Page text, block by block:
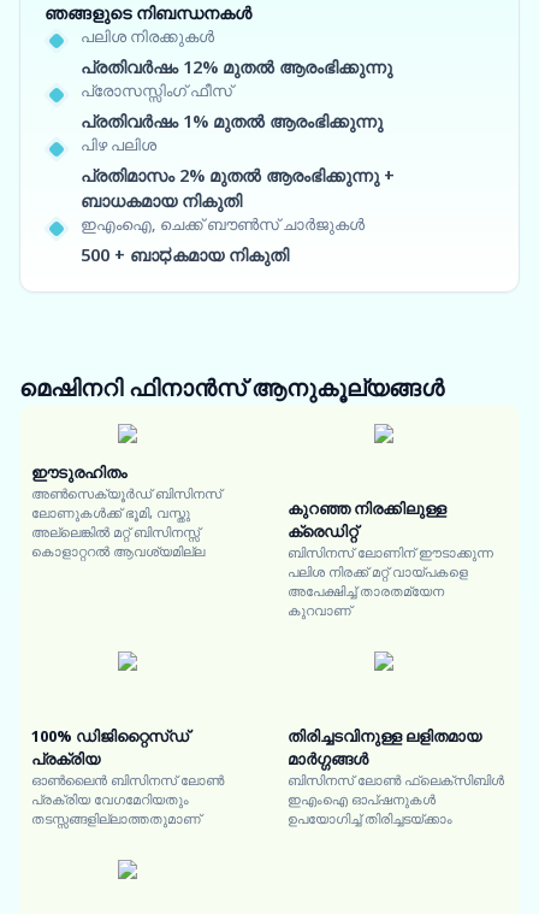
ഞങ്ങളുടെ നിബന്ധനകൾ
പലിശ നിരക്കുകൾ
പ്രതിവർഷം 12% മുതൽ ആരംഭിക്കുന്നു
പ്രോസസ്സിംഗ് ഫീസ്
പ്രതിവർഷം 1% മുതൽ ആരംഭിക്കുന്നു
പിഴ പലിശ
പ്രതിമാസം 2% മുതൽ ആരംഭിക്കുന്നു +
ബാധകമായ നികുതി
ഇഎംഐ, ചെക്ക് ബൗൺസ് ചാർജുകൾ
500 + ബാಧകമായ നികുതി
മെഷിനറി ഫിനാൻസ്ആനുകൂല്യങ്ങൾ
ഈടുരഹിതം
അൺസെക്യൂർഡ് ബിസിനസ്
ലോണുകൾക്ക് ഭൂമി, വസ്തു
അല്ലെങ്കിൽ മറ്റ് ബിസിനസ്സ്
കൊളാറ്ററൽ ആവശ്യമില്ല
കുറഞ്ഞ നിരക്കിലുള്ള
ക്രെഡിറ്റ്
ബിസിനസ് ലോണിന് ഈടാക്കുന്ന
പലിശ നിരക്ക് മറ്റ് വായ്പകളെ
അപേക്ഷിച്ച് താരതമ്യേന
കുറവാണ്
100% ഡിജിറ്റൈസ്ഡ്
പ്രക്രിയ
ഓൺലൈൻ ബിസിനസ് ലോൺ
പ്രക്രിയ വേഗമേറിയതും
തടസ്സങ്ങളില്ലാത്തതുമാണ്
തിരിച്ചടവിനുള്ള ലളിതമായ
മാർഗ്ഗങ്ങൾ
ബിസിനസ് ലോൺ ഫ്ലെക്സിബിൾ
ഇഎംഐ ഓപ്ഷനുകൾ
ഉപയോഗിച്ച് തിരിച്ചടയ്ക്കാം